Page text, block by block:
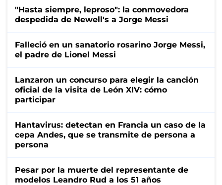
"Hasta siempre, leproso": la conmovedora
despedida de Newell's a Jorge Messi
Falleció en un sanatorio rosarino Jorge Messi,
el padre de Lionel Messi
Lanzaron un concurso para elegir la canción
oficial de la visita de León XIV: cómo
participar
Hantavirus: detectan en Francia un caso de la
cepa Andes, que se transmite de persona a
persona
Pesar por la muerte del representante de
modelos Leandro Rud a los 51 años